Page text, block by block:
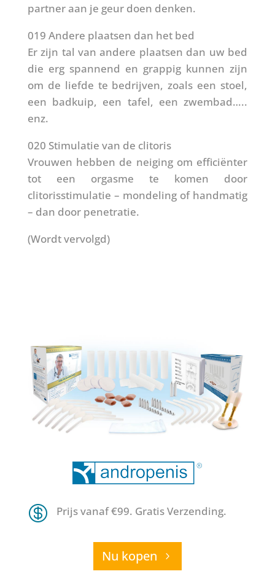
partner aan je geur doen denken.
019 Andere plaatsen dan het bed
Er zijn tal van andere plaatsen dan uw bed
die erg spannend en grappig kunnen zijn
om de liefde te bedrijven, zoals een stoel,
een badkuip, een tafel, een zwembad…..
enz.
020 Stimulatie van de clitoris
Vrouwen hebben de neiging om efficiënter
tot een orgasme te komen door
clitorisstimulatie – mondeling of handmatig
– dan door penetratie.
(Wordt vervolgd)
 Prijs vanaf €99. Gratis Verzending.
Nu kopen